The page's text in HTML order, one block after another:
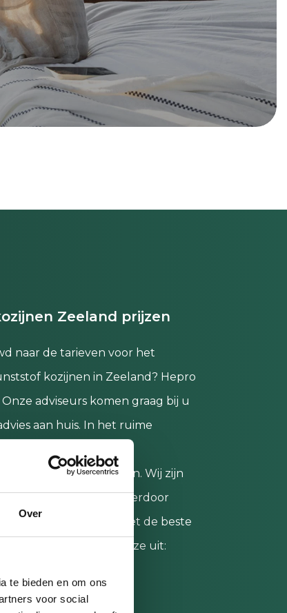
Over
te bieden en om ons
voor social
Zeeland prijzen
naar de tarieven voor het
kozijnen in Zeeland? Hepro
adviseurs komen graag bij u
aan huis. In het ruime
kunststof kozijnen. Wij zijn
van onze producten. Hierdoor
dat er enkel met de beste
wordt. U heeft keuze uit: